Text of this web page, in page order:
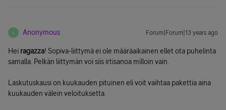
A Anonymous Forum|Forum|13 years ago
Hei ragazza! Sopiva-liittymä ei ole määräaikainen ellet ota puhelinta
samalla. Pelkän liittymän voi siis irtisanoa milloin vain.
Laskutuskausi on kuukauden pituinen eli voit vaihtaa pakettia aina
kuukauden välein veloituksetta.